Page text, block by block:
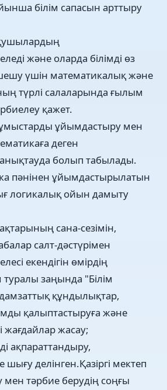
білім сапасын арттыру
және оларда білімді өз
үшін математикалық және
түрлі салаларында ғылым
қажет.
ұйымдастыру мен
деген
болып табылады.
пәнінен ұйымдастырылатын
логикалық ойын дамыту
сана-сезімін,
салт-дәстүрімен
екендігін өмірдің
туралы заңында "Білім
құндылықтар,
қалыптастыруға және
жағдайлар жасау;
ақпараттандыру,
делінген.Қазіргі мектеп
мен тәрбие берудің соңғы